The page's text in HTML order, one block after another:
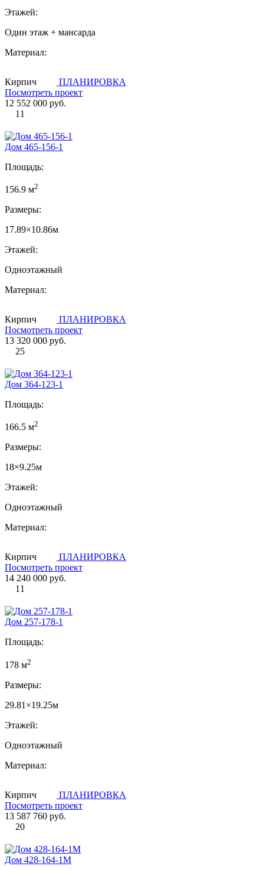
Этажей:
Один этаж + мансарда
Материал:
Кирпич
ПЛАНИРОВКА
Посмотреть проект
12 552 000 руб.
11
Дом 465-156-1
Площадь:
156.9 м2
Размеры:
17.89×10.86м
Этажей:
Одноэтажный
Материал:
Кирпич
ПЛАНИРОВКА
Посмотреть проект
13 320 000 руб.
25
Дом 364-123-1
Площадь:
166.5 м2
Размеры:
18×9.25м
Этажей:
Одноэтажный
Материал:
Кирпич
ПЛАНИРОВКА
Посмотреть проект
14 240 000 руб.
11
Дом 257-178-1
Площадь:
178 м2
Размеры:
29.81×19.25м
Этажей:
Одноэтажный
Материал:
Кирпич
ПЛАНИРОВКА
Посмотреть проект
13 587 760 руб.
20
Дом 428-164-1М